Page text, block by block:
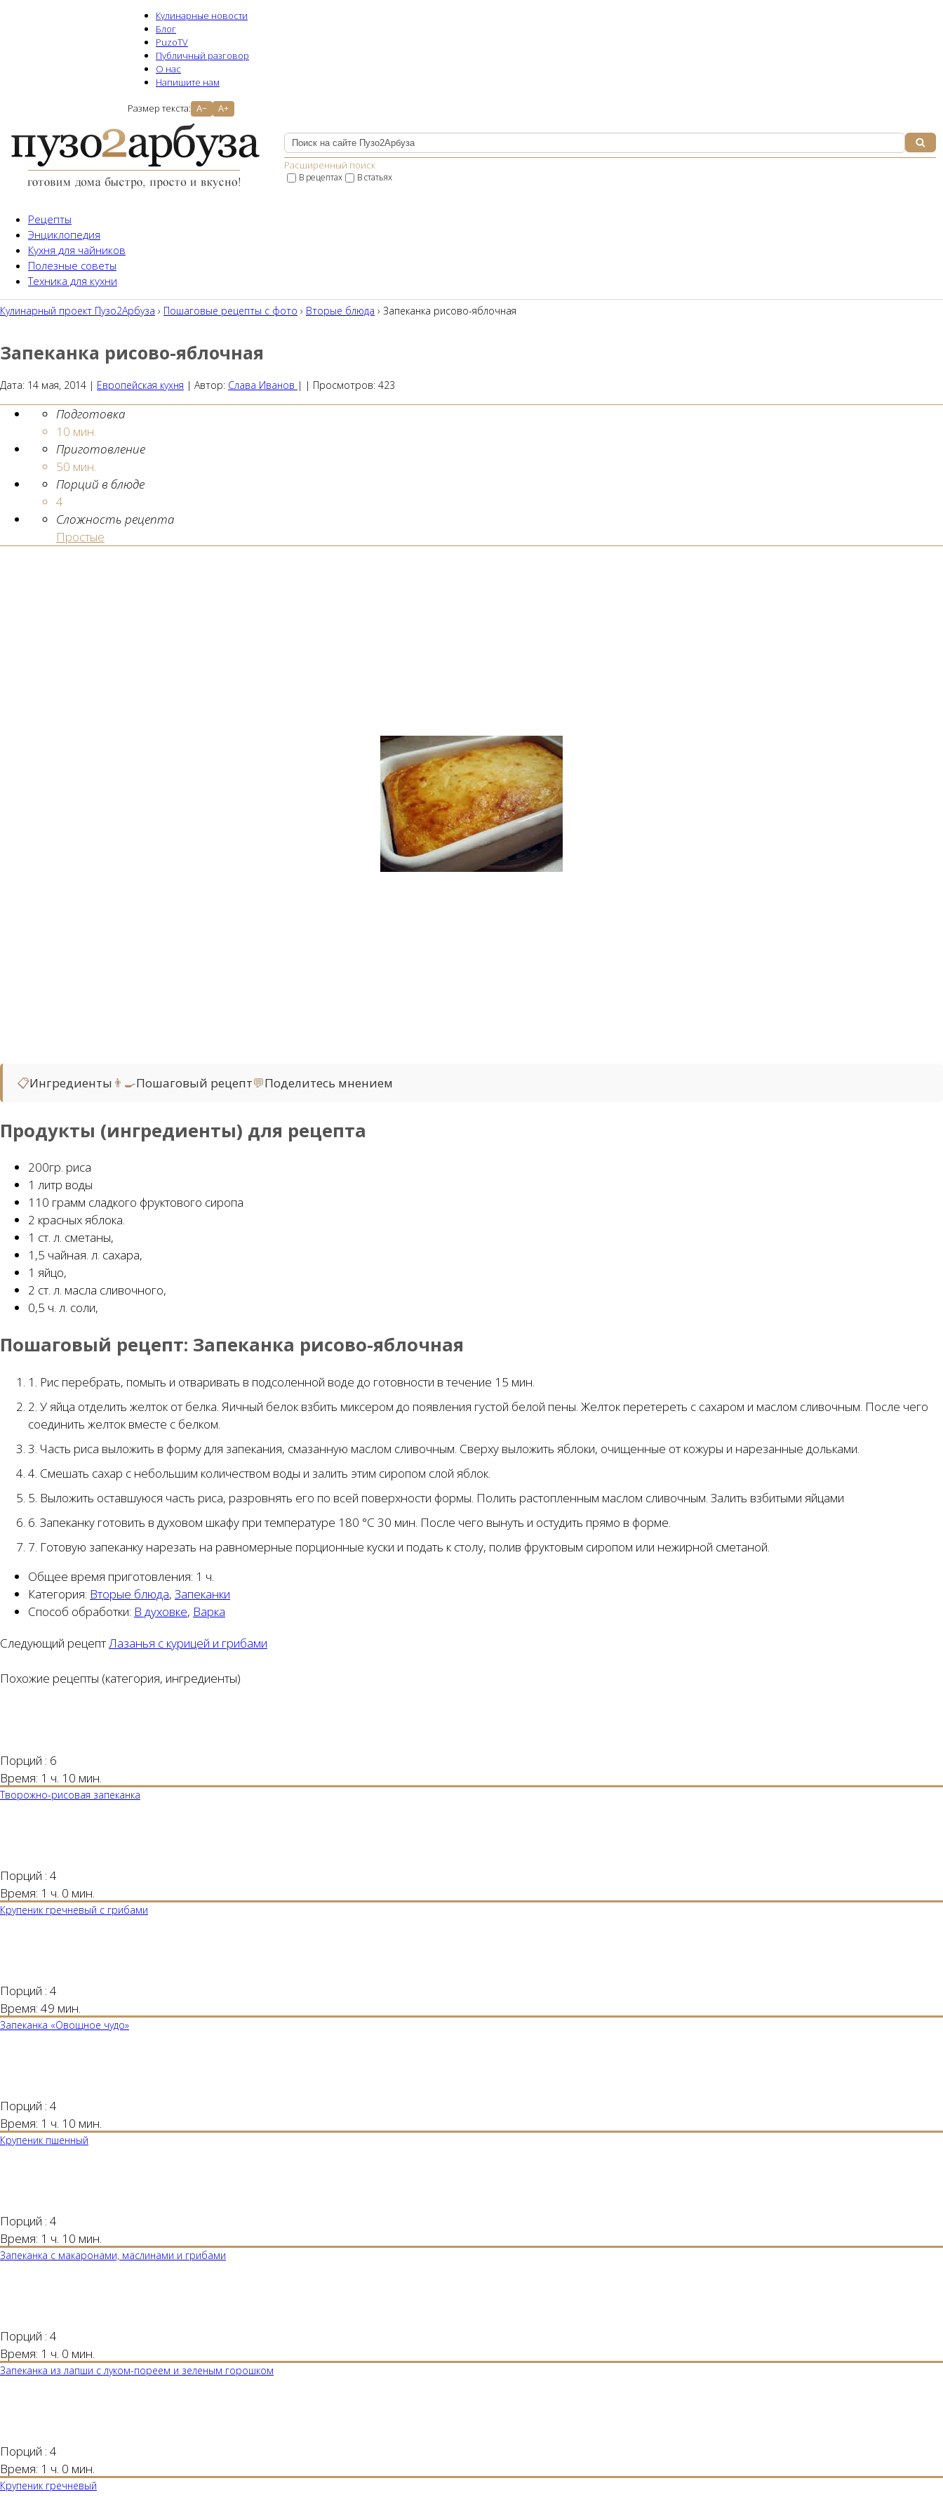
Кулинарные новости
Блог
PuzoTV
Публичный разговор
О нас
Напишите нам
Размер текста: A− A+
Расширенный поиск
В рецептах В статьях
Рецепты
Энциклопедия
Кухня для чайников
Полезные советы
Техника для кухни
Кулинарный проект Пузо2Aрбуза › Пошаговые рецепты с фото › Вторые блюда › Запеканка рисово-яблочная
Запеканка рисово-яблочная
Дата: 14 мая, 2014 | Европейская кухня | Автор: Слава Иванов | | Просмотров: 423
Подготовка
10 мин.
Приготовление
50 мин.
Порций в блюде
4
Сложность рецепта
Простые
📋Ингредиенты 👨‍🍳Пошаговый рецепт💬Поделитесь мнением
Продукты (ингредиенты) для рецепта
200гр. риса
1 литр воды
110 грамм сладкого фруктового сиропа
2 красных яблока.
1 ст. л. сметаны,
1,5 чайная. л. сахара,
1 яйцо,
2 ст. л. масла сливочного,
0,5 ч. л. соли,
Пошаговый рецепт: Запеканка рисово-яблочная
1. Рис перебрать, помыть и отваривать в подсоленной воде до готовности в течение 15 мин.
2. У яйца отделить желток от белка. Яичный белок взбить миксером до появления густой белой пены. Желток перетереть с сахаром и маслом сливочным. После чего
соединить желток вместе с белком.
3. Часть риса выложить в форму для запекания, смазанную маслом сливочным. Сверху выложить яблоки, очищенные от кожуры и нарезанные дольками.
4. Смешать сахар с небольшим количеством воды и залить этим сиропом слой яблок.
5. Выложить оставшуюся часть риса, разровнять его по всей поверхности формы. Полить растопленным маслом сливочным. Залить взбитыми яйцами
6. Запеканку готовить в духовом шкафу при температуре 180 °С 30 мин. После чего вынуть и остудить прямо в форме.
7. Готовую запеканку нарезать на равномерные порционные куски и подать к столу, полив фруктовым сиропом или нежирной сметаной.
Общее время приготовления: 1 ч.
Категория: Вторые блюда, Запеканки
Способ обработки: В духовке, Варка
Следующий рецептЛазанья с курицей и грибами
Похожие рецепты (категория, ингредиенты)
Порций : 6
Время: 1 ч. 10 мин.
Творожно-рисовая запеканка
Порций : 4
Время: 1 ч. 0 мин.
Крупеник гречневый с грибами
Порций : 4
Время: 49 мин.
Запеканка «Овощное чудо»
Порций : 4
Время: 1 ч. 10 мин.
Крупеник пшенный
Порций : 4
Время: 1 ч. 10 мин.
Запеканка с макаронами, маслинами и грибами
Порций : 4
Время: 1 ч. 0 мин.
Запеканка из лапши с луком-пореем и зеленым горошком
Порций : 4
Время: 1 ч. 0 мин.
Крупеник гречневый